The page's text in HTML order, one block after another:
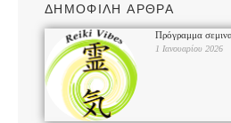
ΔΗΜΟΦΙΛΗ ΑΡΘΡΑ
Πρόγραμμα
1 Ιανουαρίου 2026